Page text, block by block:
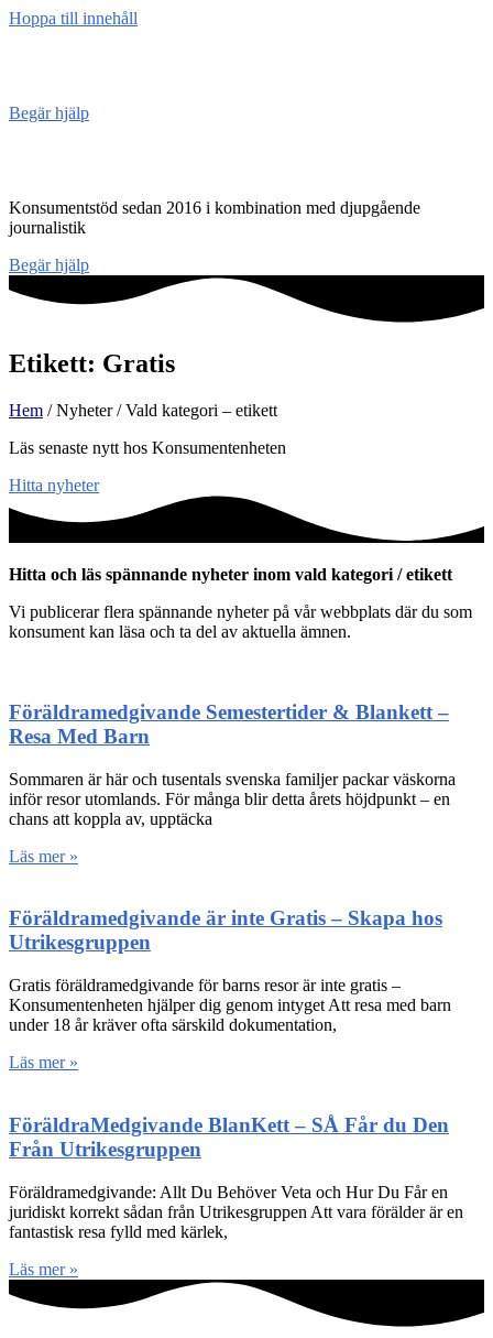
Hoppa till innehåll
Begär hjälp
Konsumentstöd sedan 2016 i kombination med djupgående
journalistik
Begär hjälp
Etikett: Gratis
Hem / Nyheter / Vald kategori – etikett
Läs senaste nytt hos Konsumentenheten
Hitta nyheter
Hitta och läs spännande nyheter inom vald kategori / etikett
Vi publicerar flera spännande nyheter på vår webbplats där du som
konsument kan läsa och ta del av aktuella ämnen.
Föräldramedgivande Semestertider & Blankett –
Resa Med Barn
Sommaren är här och tusentals svenska familjer packar väskorna
inför resor utomlands. För många blir detta årets höjdpunkt – en
chans att koppla av, upptäcka
Läs mer »
Föräldramedgivande är inte Gratis – Skapa hos
Utrikesgruppen
Gratis föräldramedgivande för barns resor är inte gratis –
Konsumentenheten hjälper dig genom intyget Att resa med barn
under 18 år kräver ofta särskild dokumentation,
Läs mer »
FöräldraMedgivande BlanKett – SÅ Får du Den
Från Utrikesgruppen
Föräldramedgivande: Allt Du Behöver Veta och Hur Du Får en
juridiskt korrekt sådan från Utrikesgruppen Att vara förälder är en
fantastisk resa fylld med kärlek,
Läs mer »